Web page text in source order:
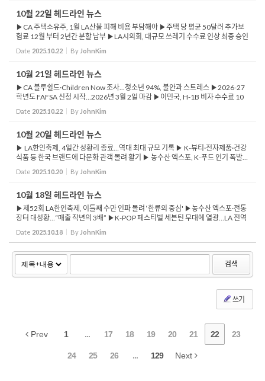
10월 22일 헤드라인 뉴스
▶CA 주택소유주, 1월 LA산불 피해 비용 부담해야 ▶주택 당 평균 50달러 추가보
험료 12월 부터 2년간 분할 납부 ▶LA시의회, 대규모 쓰레기 수수료 인상 최종 승인
▶단독주택 월 36.32→55.95달러, 2029년 7월 65.93달러로 인상 ▶3~4세대 주
택, 월 24.33&ra...
Date 2025.10.22 By JohnKim
10월 21일 헤드라인 뉴스
▶CA 블루쉴드·Children Now 조사...청소년 94%, 불안과 스트레스 ▶2026-27
학년도 FAFSA 신청 시작…2026년 3월 2일 마감 ▶이민국, H-1B 비자 수수료 10
만 달러 기준 완화 ▶해외 거주 신규 비자 신청자에 10만 달러 적용 ▶LA공항, 5번
터미널 10...
Date 2025.10.22 By JohnKim
10월 20일 헤드라인 뉴스
▶ LA한인축제, 4일간 성황리 종료…역대 최대 규모 기록 ▶ K-뷰티·전자제품·건강
식품 등 한국 브랜드에 다문화 관객 몰려 활기 ▶ 농수산 엑스포, K-푸드 인기 폭발…
일부 부스 조기 품절 ▶ 국회, 10·15 부동산 대책 두고 또...
Date 2025.10.20 By JohnKim
10월 18일 헤드라인 뉴스
▶제52회 LA한인축제, 이틀째 수만 인파 몰려 ‘한류의 중심' ▶농수산 엑스포·전통
장터 대성황…“매출 작년의 3배” ▶K-POP 페스티벌 세븐틴 무대에 열광…LA 전역
팬들 집결 ▶세대와 문화 어우러진 무대…전통...
Date 2025.10.18 By JohnKim
검색
쓰기
Prev 1 ... 17 18 19 20 21 22 23
24 25 26 ... 129 Next